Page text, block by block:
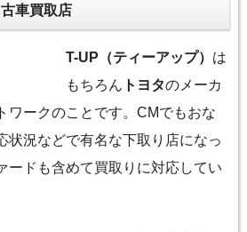
車買取店
T-UP（ティーアップ） は
もちろん トヨタのメーカ
ワークのことです。CMでもおな
状況などで有名な下取り店になっ
ードも含めて買取りに対応してい